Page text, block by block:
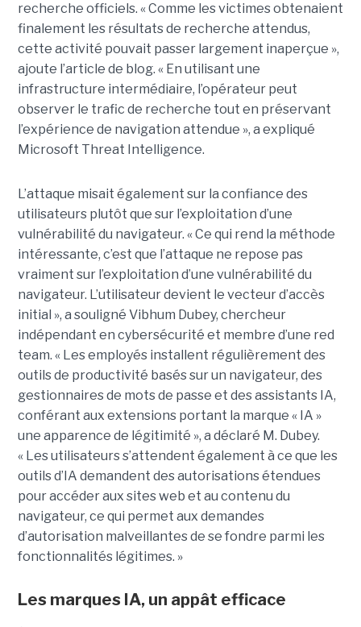
recherche officiels. « Comme les victimes obtenaient
finalement les résultats de recherche attendus,
cette activité pouvait passer largement inaperçue »,
ajoute l’article de blog. « En utilisant une
infrastructure intermédiaire, l’opérateur peut
observer le trafic de recherche tout en préservant
l’expérience de navigation attendue », a expliqué
Microsoft Threat Intelligence.
L’attaque misait également sur la confiance des
utilisateurs plutôt que sur l’exploitation d’une
vulnérabilité du navigateur. « Ce qui rend la méthode
intéressante, c’est que l’attaque ne repose pas
vraiment sur l’exploitation d’une vulnérabilité du
navigateur. L’utilisateur devient le vecteur d’accès
initial », a souligné Vibhum Dubey, chercheur
indépendant en cybersécurité et membre d’une red
team. « Les employés installent régulièrement des
outils de productivité basés sur un navigateur, des
gestionnaires de mots de passe et des assistants IA,
conférant aux extensions portant la marque « IA »
une apparence de légitimité », a déclaré M. Dubey.
« Les utilisateurs s’attendent également à ce que les
outils d’IA demandent des autorisations étendues
pour accéder aux sites web et au contenu du
navigateur, ce qui permet aux demandes
d’autorisation malveillantes de se fondre parmi les
fonctionnalités légitimes. »
Les marques IA, un appât efficace